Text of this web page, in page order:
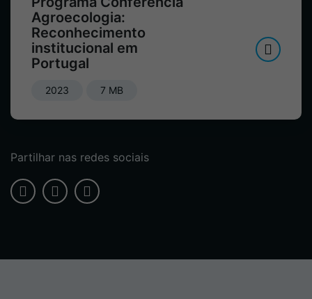
Agroecologia:
Reconhecimento
institucional em
Portugal
2023 7 MB
Partilhar nas redes sociais